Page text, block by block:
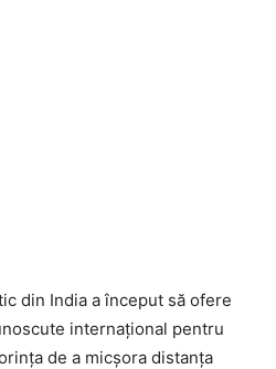
din India a început să ofere
internațional pentru
de a micșora distanța